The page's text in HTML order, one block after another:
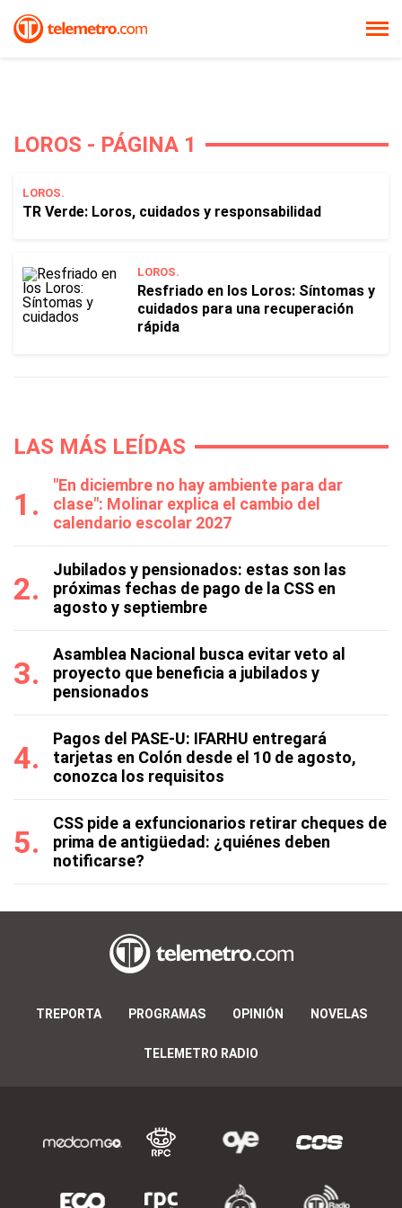
LOROS - PÁGINA 1
LOROS.
TR Verde: Loros, cuidados y responsabilidad
LOROS.
Resfriado en los Loros: Síntomas y
cuidados para una recuperación
rápida
LAS MÁS LEÍDAS
"En diciembre no hay ambiente para dar
clase": Molinar explica el cambio del
calendario escolar 2027
Jubilados y pensionados: estas son las
próximas fechas de pago de la CSS en
agosto y septiembre
Asamblea Nacional busca evitar veto al
proyecto que beneficia a jubilados y
pensionados
Pagos del PASE-U: IFARHU entregará
tarjetas en Colón desde el 10 de agosto,
conozca los requisitos
CSS pide a exfuncionarios retirar cheques de
prima de antigüedad: ¿quiénes deben
notificarse?
TREPORTA PROGRAMAS OPINIÓN NOVELAS
TELEMETRO RADIO